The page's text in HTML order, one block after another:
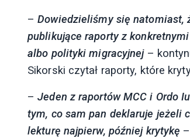
–Dowiedzieliśmy się natomiast,
publikujące raporty z
albo polityki migracyjnej–
Sikorski czytał raporty, które
–Jeden z raportów MCC i Ordo
tym, co sam pan deklaruje jeżeli
lekturę najpierw, później krytykę